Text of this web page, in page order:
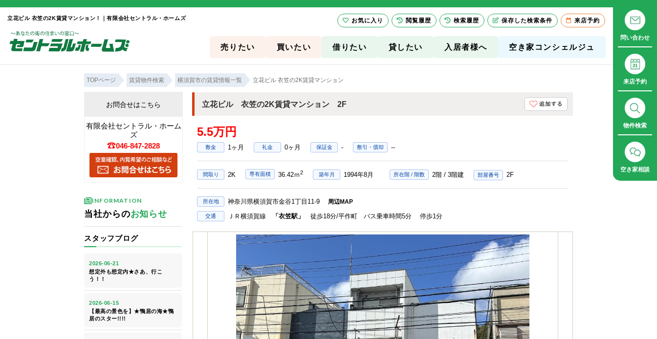
立花ビル 衣笠の2K賃貸マンション！｜有限会社セントラル・ホームズ
売りたい 買いたい 借りたい 貸したい 入居者様へ 空き家コンシェルジュ
問い合わせ
来店予約
物件検索
空き家相談
TOPページ 賃貸物件検索 横須賀市の賃貸情報一覧 立花ビル 衣笠の2K賃貸マンション
立花ビル 衣笠の2K賃貸マンション 2F
5.5万円
敷金 1ヶ月 礼金 0ヶ月 保証金 - 敷引・償却 --
間取り 2K 専有面積 36.42ｍ2 築年月 1994年8月 所在階 / 階数 2階 / 3階建 2F
所在地 神奈川県横須賀市金谷1丁目11-9 周辺MAP
交通 ＪＲ横須賀線 「衣笠駅」 徒歩18分/平作町 バス乗車時間5分 停歩1分
お問合せはこちら
有限会社セントラル・ホーム
ズ
046-847-2828
INFORMATION
当社からのお知らせ
スタッフブログ
お気に入り 閲覧履歴 検索履歴 保存した検索条件 来店予約